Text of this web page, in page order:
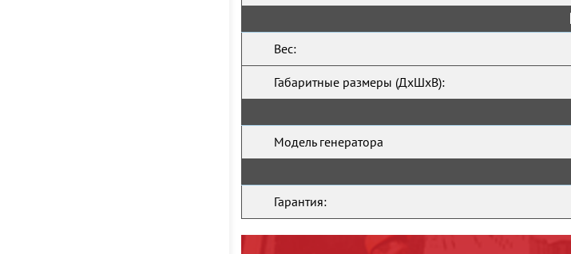
Вес:
Габаритные размеры (ДхШхВ):
Модель генератора
Гарантия: